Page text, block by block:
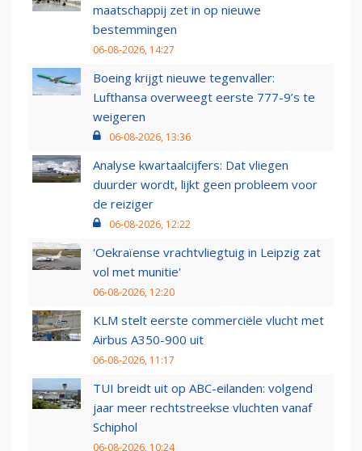
maatschappij zet in op nieuwe
bestemmingen
06-08-2026, 14:27
Boeing krijgt nieuwe tegenvaller:
Lufthansa overweegt eerste 777-9’s te
weigeren
06-08-2026, 13:36
Analyse kwartaalcijfers: Dat vliegen
duurder wordt, lijkt geen probleem voor
de reiziger
06-08-2026, 12:22
'Oekraïense vrachtvliegtuig in Leipzig zat
vol met munitie'
06-08-2026, 12:20
KLM stelt eerste commerciële vlucht met
Airbus A350-900 uit
06-08-2026, 11:17
TUI breidt uit op ABC-eilanden: volgend
jaar meer rechtstreekse vluchten vanaf
Schiphol
06-08-2026, 10:24